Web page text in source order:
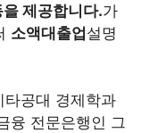
제공합니다.가
소액대출업설명
공대 경제학과
융 전문은행인 그